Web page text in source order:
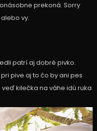
prekoná. Sorry
vy.
patrí aj dobré pivko.
pive aj to čo by ani pes
kilečka na váhe idú ruka